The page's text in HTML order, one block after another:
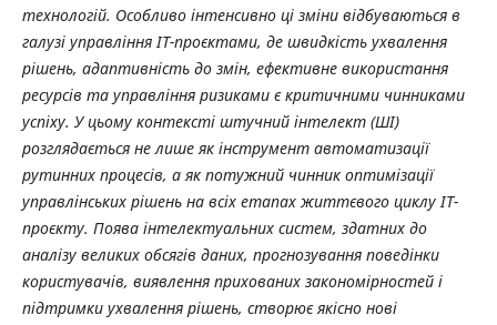
технологій. Особливо інтенсивно ці зміни відбуваються в
галузі управління ІТ-проєктами, де швидкість ухвалення
рішень, адаптивність до змін, ефективне використання
ресурсів та управління ризиками є критичними чинниками
успіху. У цьому контексті штучний інтелект (ШІ)
розглядається не лише як інструмент автоматизації
рутинних процесів, а як потужний чинник оптимізації
управлінських рішень на всіх етапах життєвого циклу ІТ-
проєкту. Поява інтелектуальних систем, здатних до
аналізу великих обсягів даних, прогнозування поведінки
користувачів, виявлення прихованих закономірностей і
підтримки ухвалення рішень, створює якісно нові